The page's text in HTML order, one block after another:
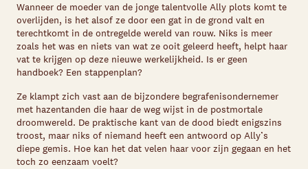
Wanneer de moeder van de jonge talentvolle Ally plots komt te
overlijden, is het alsof ze door een gat in de grond valt en
terechtkomt in de ontregelde wereld van rouw. Niks is meer
zoals het was en niets van wat ze ooit geleerd heeft, helpt haar
vat te krijgen op deze nieuwe werkelijkheid. Is er geen
handboek? Een stappenplan?
Ze klampt zich vast aan de bijzondere begrafenisondernemer
met hazentanden die haar de weg wijst in de postmortale
droomwereld. De praktische kant van de dood biedt enigszins
troost, maar niks of niemand heeft een antwoord op Ally’s
diepe gemis. Hoe kan het dat velen haar voor zijn gegaan en het
toch zo eenzaam voelt?